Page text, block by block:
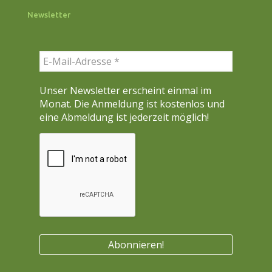
h
Newsletter
Unser Newsletter erscheint einmal im
Monat. Die Anmeldung ist kostenlos und
eine Abmeldung ist jederzeit möglich!